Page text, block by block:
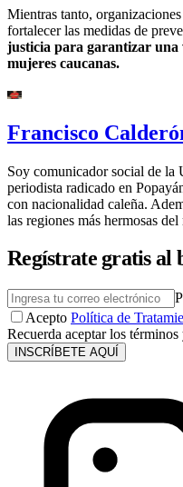
Mientras tanto,
fortalecer las medidas de
justicia para garantizar una
mujeres caucanas.
Francisco
Soy comunicador social de la
periodista radicado en
con nacionalidad caleña.
las regiones más hermosas
Regístrate gratis al
Acepto Política de
Recuerda aceptar los
INSCRÍBETE AQUÍ